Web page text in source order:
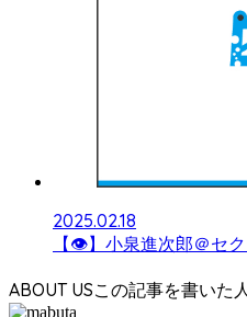
2025.02.18
【👁】小泉進次郎＠セ
ABOUT US